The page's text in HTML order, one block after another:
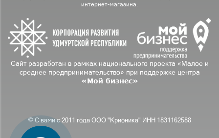
интернет-магазина.
Сайт разработан в рамках национального проекта «Малое и
среднее предпринимательство» при поддержке центра
«Мой бизнес»
© С вами с 2011 года ООО "Крионика" ИНН 1831162588